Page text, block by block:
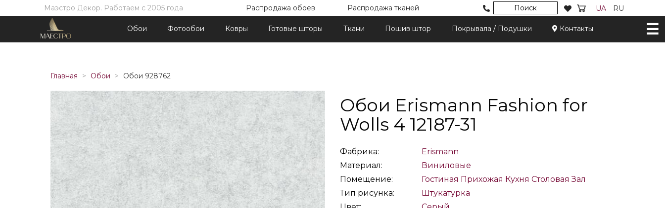
Маэстро Декор. Работаем с 2005 года Распродажа обоев Распродажа тканей Поиск UA RU
Обои Фотообои Ковры Готовые шторы Ткани Пошив штор Покрывала / Подушки Контакты
Главная Обои Обои 928762
Обои Erismann Fashion for
Wolls 4 12187-31
Фабрика:
Erismann
Материал:
Виниловые
Помещение:
Гостиная Прихожая Кухня Столовая Зал
Тип рисунка:
Штукатурка